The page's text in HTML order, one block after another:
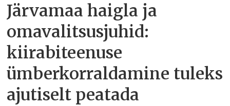
Järvamaa haigla ja
omavalitsusjuhid:
kiirabiteenuse
ümberkorraldamine tuleks
ajutiselt peatada